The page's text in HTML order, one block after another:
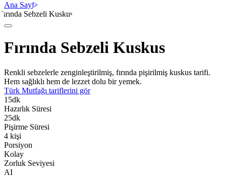
Ana Sayfa
Sebzeli Kuskus
Fırında Sebzeli Kuskus
Renkli sebzelerle zenginleştirilmiş, fırında pişirilmiş kuskus tarifi.
Hem sağlıklı hem de lezzet dolu bir yemek.
Türk Mutfağı tariflerini gör
15dk
Hazırlık Süresi
25dk
Pişirme Süresi
4 kişi
Porsiyon
Kolay
Zorluk Seviyesi
AI